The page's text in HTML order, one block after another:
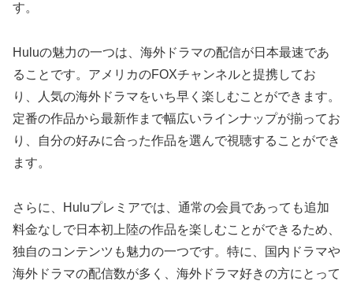
す。
Huluの魅力の一つは、海外ドラマの配信が日本最速であ
ることです。アメリカのFOXチャンネルと提携してお
り、人気の海外ドラマをいち早く楽しむことができます。
定番の作品から最新作まで幅広いラインナップが揃ってお
り、自分の好みに合った作品を選んで視聴することができ
ます。
さらに、Huluプレミアでは、通常の会員であっても追加
料金なしで日本初上陸の作品を楽しむことができるため、
独自のコンテンツも魅力の一つです。特に、国内ドラマや
海外ドラマの配信数が多く、海外ドラマ好きの方にとって